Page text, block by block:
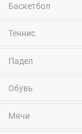
Баскетбол
Теннис
Падел
Обувь
Мячи